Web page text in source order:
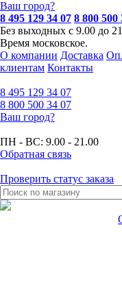
Ваш город?
8 495 129 34 07 8 800 500
Без выходных с 9.00 до
Время московское.
О компании Доставка
клиентам Контакты
8 495 129 34 07
8 800 500 34 07
Ваш город?
ПН - ВС: 9.00 - 21.00
Обратная связь
Проверить статус заказа